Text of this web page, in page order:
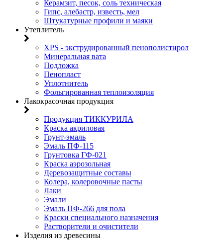
Керамзит, песок, соль техническая
Гипс, алебастр, известь, мел
Штукатурные профили и маяки
Утеплитель
XPS - экструдированный пенополистирол
Минеральная вата
Подложка
Пенопласт
Уплотнитель
Фольгированная теплоизоляция
Лакокрасочная продукция
Продукция ТИККУРИЛА
Краска акриловая
Грунт-эмаль
Эмаль ПФ-115
Грунтовка ГФ-021
Краска аэрозольная
Деревозащитные составы
Колера, колеровочные пасты
Лаки
Эмали
Эмаль ПФ-266 для пола
Краски специального назначения
Растворители и очистители
Изделия из древесины